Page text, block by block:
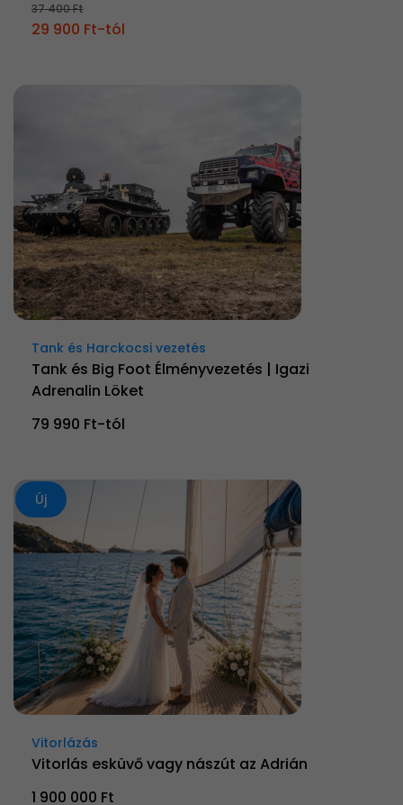
37 400 Ft
29 900 Ft-tól
Tank és Harckocsi vezetés
Tank és Big Foot Élményvezetés | Igazi
Adrenalin Löket
79 990 Ft-tól
Új
Vitorlázás
Vitorlás esküvő vagy nászút az Adrián
1 900 000 Ft